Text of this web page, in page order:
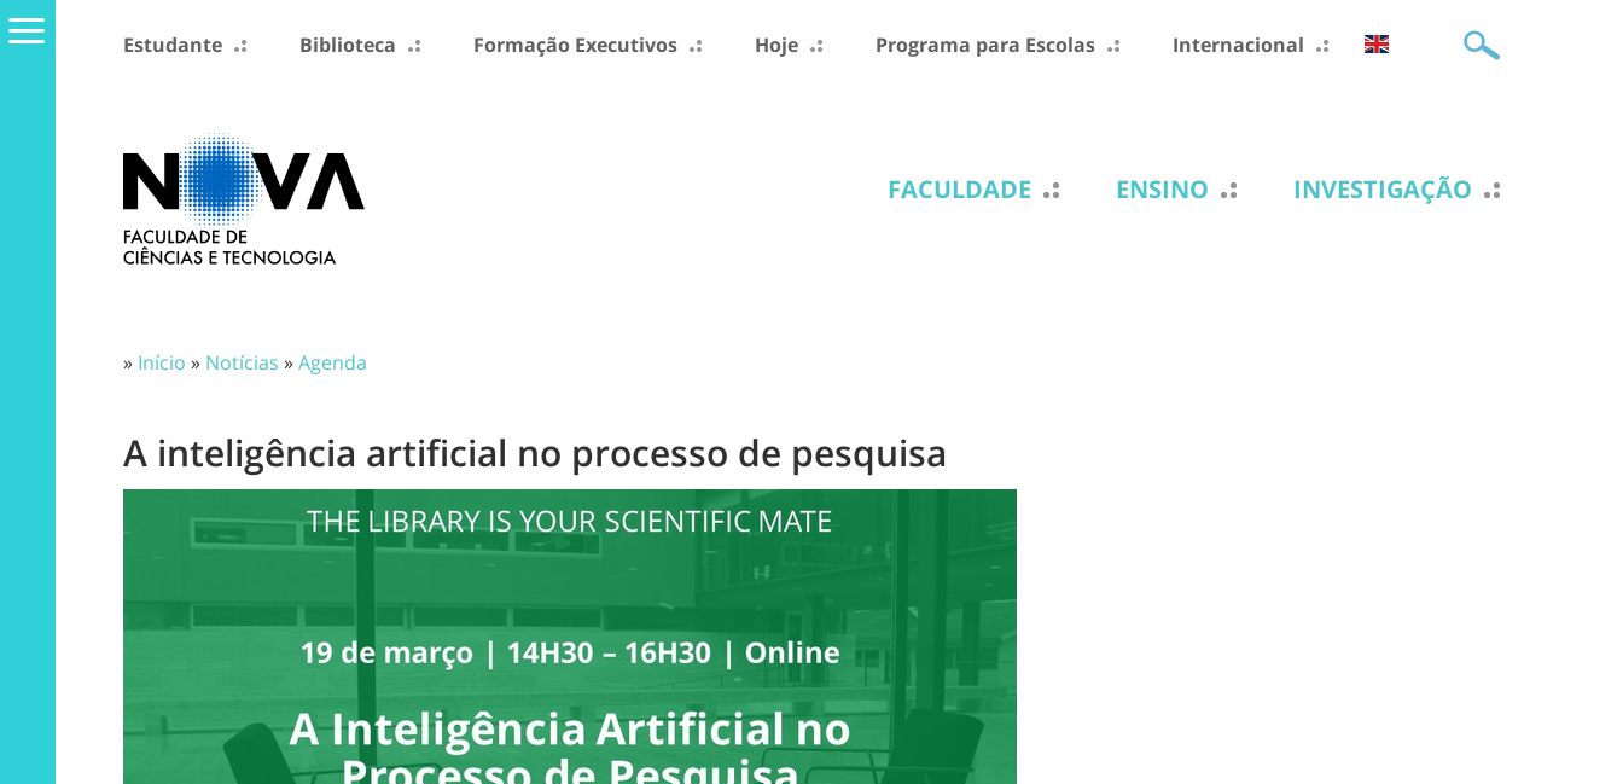
Estudante Biblioteca Formação Executivos Hoje Programa para Escolas Internacional
FACULDADE ENSINO INVESTIGAÇÃO
» Início » Notícias »Agenda
A inteligência artificial no processo de pesquisa